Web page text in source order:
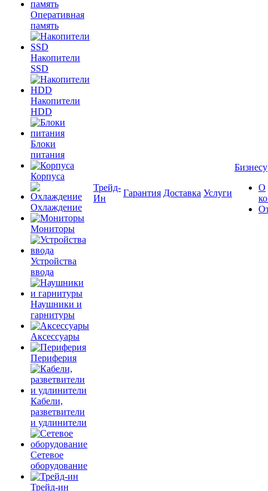
Оперативная
память
Накопители
SSD
Накопители
HDD
Блоки
питания
Корпуса
Охлаждение
Мониторы
Устройства
ввода
Наушники и
гарнитуры
Аксессуары
Периферия
Кабели,
разветвители
и удлинители
Сетевое
оборудование
Трейд-ин
Трейд-
Ин
Гарантия Доставка Услуги
Бизнесу
О